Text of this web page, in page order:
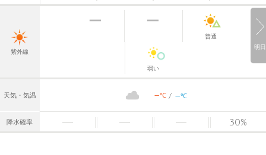
明日
紫外線
普通
弱い
天気・気温 -℃ -℃
降水確率 30%